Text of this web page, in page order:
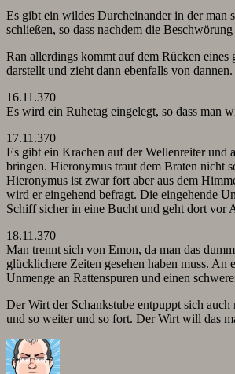
Es gibt ein wildes Durcheinander in der man
schließen, so dass nachdem die
Ran allerdings kommt auf dem Rücken
darstellt und zieht dann ebenfalls von dannen.
16.11.370
Es wird ein Ruhetag eingelegt, so dass man
17.11.370
Es gibt ein Krachen auf der Wellenreiter und
bringen. Hieronymus traut dem Braten nicht
Hieronymus ist zwar fort aber aus dem
wird er eingehend befragt. Die eingehende
Schiff sicher in eine Bucht und geht dort vor
18.11.370
Man trennt sich von Emon, da man das
glücklichere Zeiten gesehen haben muss.
Unmenge an Rattenspuren und einen
Der Wirt der Schankstube entpuppt sich
und so weiter und so fort. Der Wirt will das